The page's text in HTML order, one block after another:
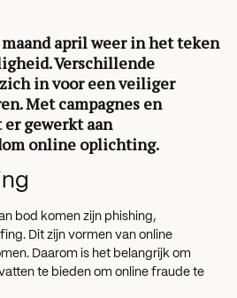
april weer in het teken
Verschillende
in voor een veiliger
Met campagnes en
gewerkt aan
online oplichting.
bod komen zijn phishing,
Dit zijn vormen van online
Daarom is het belangrijk om
te bieden om online fraude te